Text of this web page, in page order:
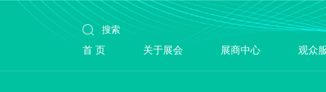
首 页 关于展会 展商中心 观众